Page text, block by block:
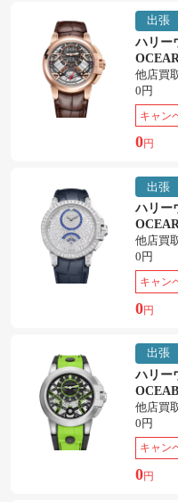
出張
ハリ
他店買
0円
キャン
0円
出張
ハリ
他店買
0円
キャン
0円
出張
ハリ
他店買
0円
キャン
0円